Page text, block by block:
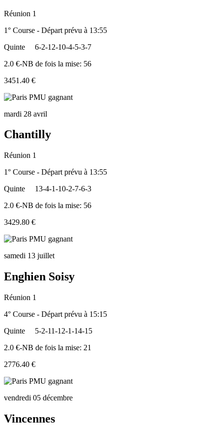
Réunion 1
1° Course - Départ prévu à 13:55
Quinte
6-2-12-10-4-5-3-7
2.0 €-NB de fois la mise: 56
3451.40 €
mardi 28 avril
Chantilly
Réunion 1
1° Course - Départ prévu à 13:55
Quinte
13-4-1-10-2-7-6-3
2.0 €-NB de fois la mise: 56
3429.80 €
samedi 13 juillet
Enghien Soisy
Réunion 1
4° Course - Départ prévu à 15:15
Quinte
5-2-11-12-1-14-15
2.0 €-NB de fois la mise: 21
2776.40 €
vendredi 05 décembre
Vincennes